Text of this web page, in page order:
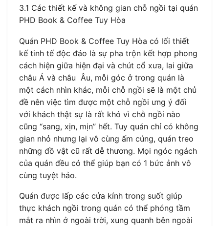
3.1 Các thiết kế và không gian chỗ ngồi tại quán
PHD Book & Coffee Tuy Hòa
Quán PHD Book & Coffee Tuy Hòa có lối thiết
kế tinh tế độc đáo là sự pha trộn kết hợp phong
cách hiện giữa hiện đại và chút cổ xưa, lai giữa
châu Á và châu Âu, mỗi góc ở trong quán là
một cách nhìn khác, mỗi chỗ ngồi sẽ là một chủ
đề nên việc tìm được một chỗ ngồi ưng ý đối
với khách thật sự là rất khó vì chỗ ngồi nào
cũng “sang, xịn, mịn” hết. Tuy quán chỉ có không
gian nhỏ nhưng lại vô cùng ấm cúng, quán treo
những đồ vật cũ rất dễ thương. Mọi ngóc ngách
của quán đều có thể giúp bạn có 1 bức ảnh vô
cùng tuyệt hảo.
Quán được lấp các cửa kính trong suốt giúp
thực khách ngồi trong quán có thể phóng tầm
mắt ra nhìn ở ngoài trời, xung quanh bên ngoài